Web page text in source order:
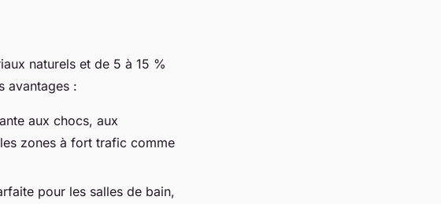
naturels et de 5 à 15 %
avantages :
aux chocs, aux
zones à fort trafic comme
pour les salles de bain,